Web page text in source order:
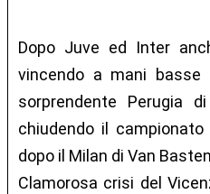
Dopo Juve ed Inter
vincendo a mani
sorprendente Perugia
chiudendo il
dopo il Milan di Van
Clamorosa crisi del